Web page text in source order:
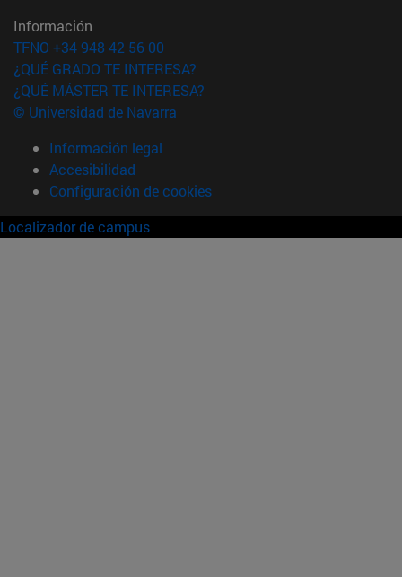
Información
TFNO +34 948 42 56 00
¿QUÉ GRADO TE INTERESA?
¿QUÉ MÁSTER TE INTERESA?
© Universidad de Navarra
Información legal
Accesibilidad
Configuración de cookies
Localizador de campus